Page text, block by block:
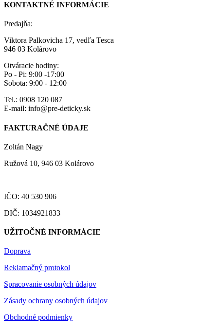
KONTAKTNÉ INFORMÁCIE
Predajňa:
Viktora Palkovicha 17, vedľa Tesca
946 03 Kolárovo
Otváracie hodiny:
Po - Pi: 9:00 -17:00
Sobota: 9:00 - 12:00
Tel.: 0908 120 087
E-mail: info@pre-deticky.sk
FAKTURAČNÉ ÚDAJE
Zoltán Nagy
Ružová 10, 946 03 Kolárovo
IČO: 40 530 906
DIČ: 1034921833
UŽITOČNÉ INFORMÁCIE
Doprava
Reklamačný protokol
Spracovanie osobných údajov
Zásady ochrany osobných údajov
Obchodné podmienky